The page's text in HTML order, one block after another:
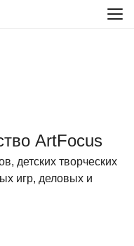
ArtFocus
детских творческих
игр, деловых и